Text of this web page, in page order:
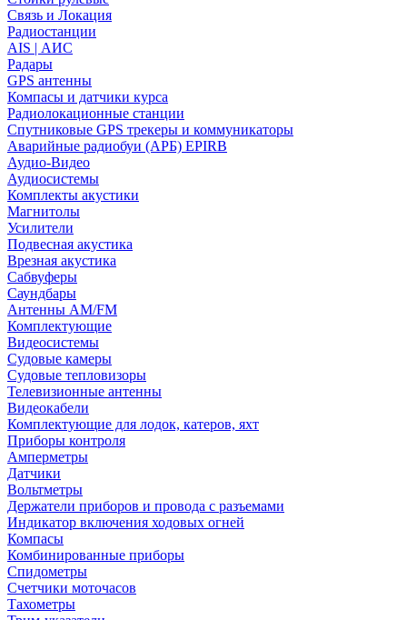
Связь и Локация
Радиостанции
AIS | АИС
Радары
GPS антенны
Компасы и датчики курса
Радиолокационные станции
Спутниковые GPS трекеры и коммуникаторы
Аварийные радиобуи (АРБ) EPIRB
Аудио-Видео
Аудиосистемы
Комплекты акустики
Магнитолы
Усилители
Подвесная акустика
Врезная акустика
Сабвуферы
Саундбары
Антенны AM/FM
Комплектующие
Видеосистемы
Судовые камеры
Cудовые тепловизоры
Телевизионные антенны
Видеокабели
Комплектующие для лодок, катеров, яхт
Приборы контроля
Амперметры
Датчики
Вольтметры
Держатели приборов и провода с разъемами
Индикатор включения ходовых огней
Компасы
Комбинированные приборы
Спидометры
Счетчики моточасов
Тахометры